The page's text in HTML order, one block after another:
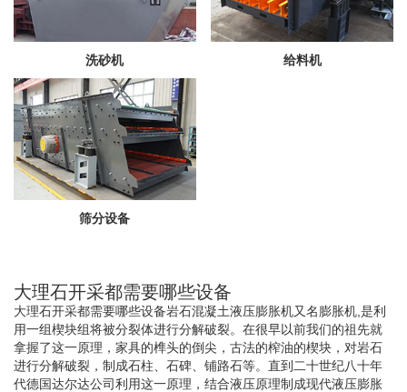
洗砂机 给料机
筛分设备
大理石开采都需要哪些设备
大理石开采都需要哪些设备岩石混凝土液压膨胀机又名膨胀机,是利
用一组楔块组将被分裂体进行分解破裂。在很早以前我们的祖先就
拿握了这一原理，家具的榫头的倒尖，古法的榨油的楔块，对岩石
进行分解破裂，制成石柱、石碑、铺路石等。直到二十世纪八十年
代德国达尔达公司利用这一原理，结合液压原理制成现代液压膨胀